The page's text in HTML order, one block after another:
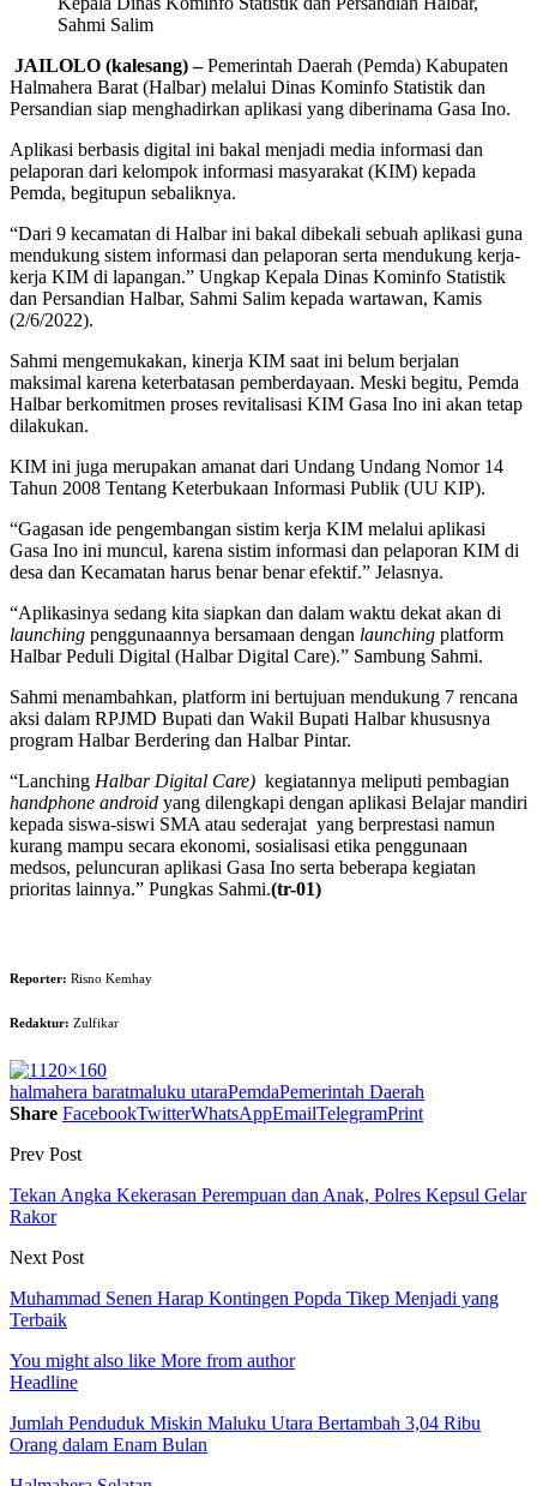
Sahmi Salim
JAILOLO (kalesang) –Pemerintah Daerah (Pemda) Kabupaten
Halmahera Barat (Halbar) melalui Dinas Kominfo Statistik dan
Persandian siap menghadirkan aplikasi yang diberinama Gasa Ino.
Aplikasi berbasis digital ini bakal menjadi media informasi dan
pelaporan dari kelompok informasi masyarakat (KIM) kepada
Pemda, begitupun sebaliknya.
“Dari 9 kecamatan di Halbar ini bakal dibekali sebuah aplikasi guna
mendukung sistem informasi dan pelaporan serta mendukung kerja-
kerja KIM di lapangan.” Ungkap Kepala Dinas Kominfo Statistik
dan Persandian Halbar, Sahmi Salim kepada wartawan, Kamis
(2/6/2022).
Sahmi mengemukakan, kinerja KIM saat ini belum berjalan
maksimal karena keterbatasan pemberdayaan. Meski begitu, Pemda
Halbar berkomitmen proses revitalisasi KIM Gasa Ino ini akan tetap
dilakukan.
KIM ini juga merupakan amanat dari Undang Undang Nomor 14
Tahun 2008 Tentang Keterbukaan Informasi Publik (UU KIP).
“Gagasan ide pengembangan sistim kerja KIM melalui aplikasi
Gasa Ino ini muncul, karena sistim informasi dan pelaporan KIM di
desa dan Kecamatan harus benar benar efektif.” Jelasnya.
“Aplikasinya sedang kita siapkan dan dalam waktu dekat akan di
launching penggunaannya bersamaan dengan launching platform
Halbar Peduli Digital (Halbar Digital Care).” Sambung Sahmi.
Sahmi menambahkan, platform ini bertujuan mendukung 7 rencana
aksi dalam RPJMD Bupati dan Wakil Bupati Halbar khususnya
program Halbar Berdering dan Halbar Pintar.
“Lanching Halbar Digital Care) kegiatannya meliputi pembagian
handphone android yang dilengkapi dengan aplikasi Belajar mandiri
kepada siswa-siswi SMA atau sederajat yang berprestasi namun
kurang mampu secara ekonomi, sosialisasi etika penggunaan
medsos, peluncuran aplikasi Gasa Ino serta beberapa kegiatan
prioritas lainnya.” Pungkas Sahmi.(tr-01)
Reporter: Risno Kemhay
Redaktur: Zulfikar
halmahera baratmaluku utaraPemdaPemerintah Daerah
Share FacebookTwitterWhatsAppEmailTelegramPrint
Prev Post
Tekan Angka Kekerasan Perempuan dan Anak, Polres Kepsul Gelar
Rakor
Next Post
Muhammad Senen Harap Kontingen Popda Tikep Menjadi yang
Terbaik
You might also like More from author
Headline
Jumlah Penduduk Miskin Maluku Utara Bertambah 3,04 Ribu
Orang dalam Enam Bulan